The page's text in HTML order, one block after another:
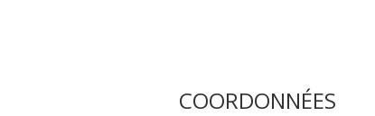
COORDONNÉES